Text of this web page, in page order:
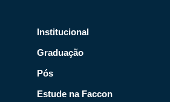
Institucional
Graduação
Pós
Estude na Faccon